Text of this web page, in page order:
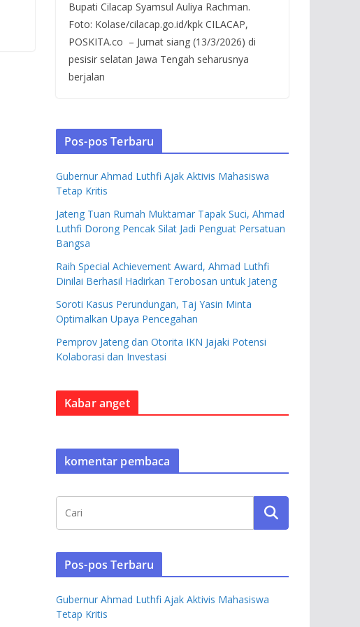
Bupati Cilacap Syamsul Auliya Rachman.
Foto: Kolase/cilacap.go.id/kpk CILACAP,
POSKITA.co – Jumat siang (13/3/2026) di
pesisir selatan Jawa Tengah seharusnya
berjalan
Pos-pos Terbaru
Gubernur Ahmad Luthfi Ajak Aktivis Mahasiswa
Tetap Kritis
Jateng Tuan Rumah Muktamar Tapak Suci, Ahmad
Luthfi Dorong Pencak Silat Jadi Penguat Persatuan
Bangsa
Raih Special Achievement Award, Ahmad Luthfi
Dinilai Berhasil Hadirkan Terobosan untuk Jateng
Soroti Kasus Perundungan, Taj Yasin Minta
Optimalkan Upaya Pencegahan
Pemprov Jateng dan Otorita IKN Jajaki Potensi
Kolaborasi dan Investasi
Kabar anget
komentar pembaca
Pos-pos Terbaru
Gubernur Ahmad Luthfi Ajak Aktivis Mahasiswa
Tetap Kritis